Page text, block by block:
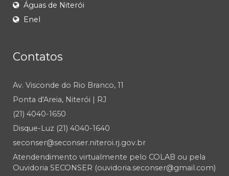
Águas de Niterói
Enel
Contatos
Av. Visconde do Rio Branco, 11
Ponta d'Areia, Niterói | RJ
(21) 4040-1650
Disque-Luz (21) 4040-1640
seconser@seconser.niteroi.rj.gov.br
Atendendimento virtualmente pelo COLAB ou pela
Ouvidoria SECONSER (ouvidoria.seconser@gmail.com)